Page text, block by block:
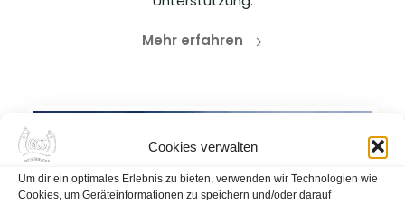
Cookies verwalten
Um dir ein optimales Erlebnis zu bieten, verwenden wir Technologien wie
Cookies, um Geräteinformationen zu speichern und/oder darauf
Mehr erfahren